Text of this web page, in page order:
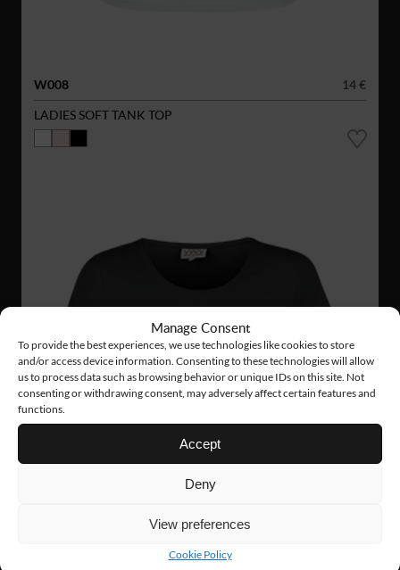
Manage Consent
To provide the best experiences, we use technologies like cookies to store
and/or access device information. Consenting to these technologies will allow
us to process data such as browsing behavior or unique IDs on this site. Not
consenting or withdrawing consent, may adversely affect certain features and
functions.
Accept
Deny
View preferences
Cookie Policy
W008
14 €
LADIES SOFT TANK TOP